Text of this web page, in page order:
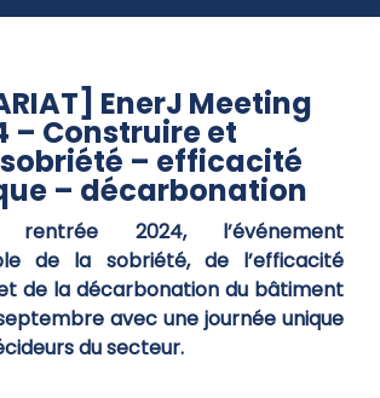
EnerJ Meeting
– Construire et
– efficacité
– décarbonation
2024, l’événement
de la sobriété, de l’efficacité
de la décarbonation du bâtiment
avec une journée unique
du secteur.